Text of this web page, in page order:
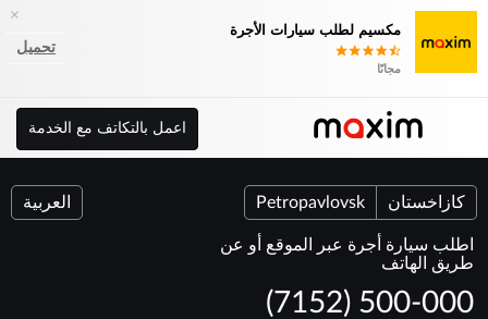
×
مكسيم لطلب سيارات الأجرة
مجانًا
تحميل
اعمل بالتكاتف مع الخدمة
كازاخستان Petropavlovsk العربية
اطلب سيارة أجرة عبر الموقع أو عن
طريق الهاتف
(7152) 500-000